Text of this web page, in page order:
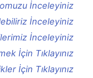
İnceleyiniz
İnceleyiniz
İnceleyiniz
İçin Tıklayınız
İçin Tıklayınız